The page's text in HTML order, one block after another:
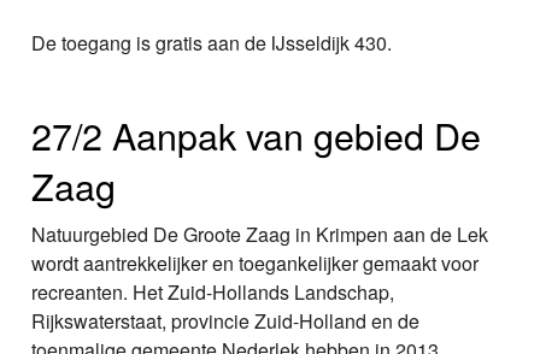
De toegang is gratis aan de IJsseldijk 430.
27/2 Aanpak van gebied De
Zaag
Natuurgebied De Groote Zaag in Krimpen aan de Lek
wordt aantrekkelijker en toegankelijker gemaakt voor
recreanten. Het Zuid-Hollands Landschap,
Rijkswaterstaat, provincie Zuid-Holland en de